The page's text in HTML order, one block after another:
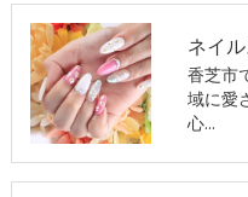
ネイ
香芝市
域に愛
心…